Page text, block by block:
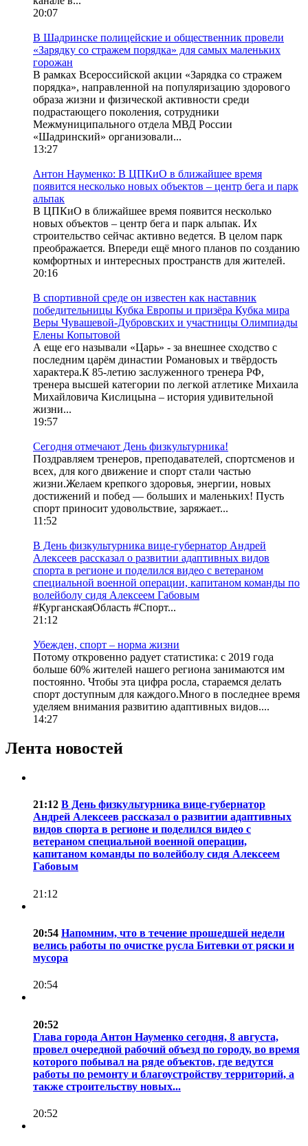
20:07
В Шадринске полицейские и общественник провели
«Зарядку со стражем порядка» для самых маленьких
горожан
В рамках Всероссийской акции «Зарядка со стражем
порядка», направленной на популяризацию здорового
образа жизни и физической активности среди
подрастающего поколения, сотрудники
Межмуниципального отдела МВД России
«Шадринский» организовали...
13:27
Антон Науменко: В ЦПКиО в ближайшее время
появится несколько новых объектов – центр бега и парк
альпак
В ЦПКиО в ближайшее время появится несколько
новых объектов – центр бега и парк альпак. Их
строительство сейчас активно ведется. В целом парк
преображается. Впереди ещё много планов по созданию
комфортных и интересных пространств для жителей.
20:16
В спортивной среде он известен как наставник
победительницы Кубка Европы и призёра Кубка мира
Веры Чувашевой-Дубровских и участницы Олимпиады
Елены Копытовой
А еще его называли «Царь» - за внешнее сходство с
последним царём династии Романовых и твёрдость
характера.К 85-летию заслуженного тренера РФ,
тренера высшей категории по легкой атлетике Михаила
Михайловича Кислицына – история удивительной
жизни...
19:57
Сегодня отмечают День физкультурника!
Поздравляем тренеров, преподавателей, спортсменов и
всех, для кого движение и спорт стали частью
жизни.Желаем крепкого здоровья, энергии, новых
достижений и побед — больших и маленьких! Пусть
спорт приносит удовольствие, заряжает...
11:52
В День физкультурника вице-губернатор Андрей
Алексеев рассказал о развитии адаптивных видов
спорта в регионе и поделился видео с ветераном
специальной военной операции, капитаном команды по
волейболу сидя Алексеем Габовым
#КурганскаяОбласть #Спорт...
21:12
Убежден, спорт – норма жизни
Потому откровенно радует статистика: с 2019 года
больше 60% жителей нашего региона занимаются им
постоянно. Чтобы эта цифра росла, стараемся делать
спорт доступным для каждого.Много в последнее время
уделяем внимания развитию адаптивных видов....
14:27
Лента новостей
21:12 В День физкультурника вице-губернатор
Андрей Алексеев рассказал о развитии адаптивных
видов спорта в регионе и поделился видео с
ветераном специальной военной операции,
капитаном команды по волейболу сидя Алексеем
Габовым
21:12
20:54 Напомним, что в течение прошедшей недели
велись работы по очистке русла Битевки от ряски и
мусора
20:54
20:52
Глава города Антон Науменко сегодня, 8 августа,
провел очередной рабочий объезд по городу, во время
которого побывал на ряде объектов, где ведутся
работы по ремонту и благоустройству территорий, а
также строительству новых...
20:52